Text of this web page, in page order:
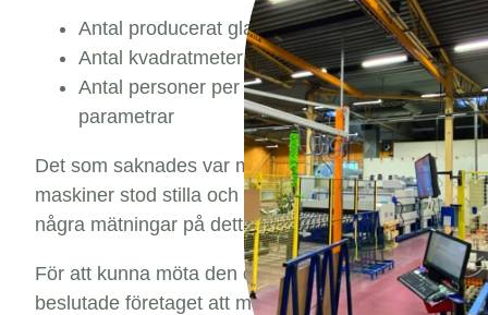
Antal producerat glas per skift
Antal kvadratmeter
Antal personer per skift som då delat på ovan
parametrar
Det som saknades var mätningar på hur ofta
maskiner stod stilla och varför. Det hade inte gjorts
några mätningar på detta område tidigare.
För att kunna möta den ökade konkurrenskraften
beslutade företaget att man behövde hitta ett